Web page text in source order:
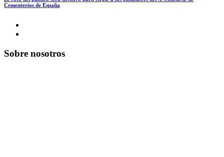
Cementerios de España
Sobre nosotros